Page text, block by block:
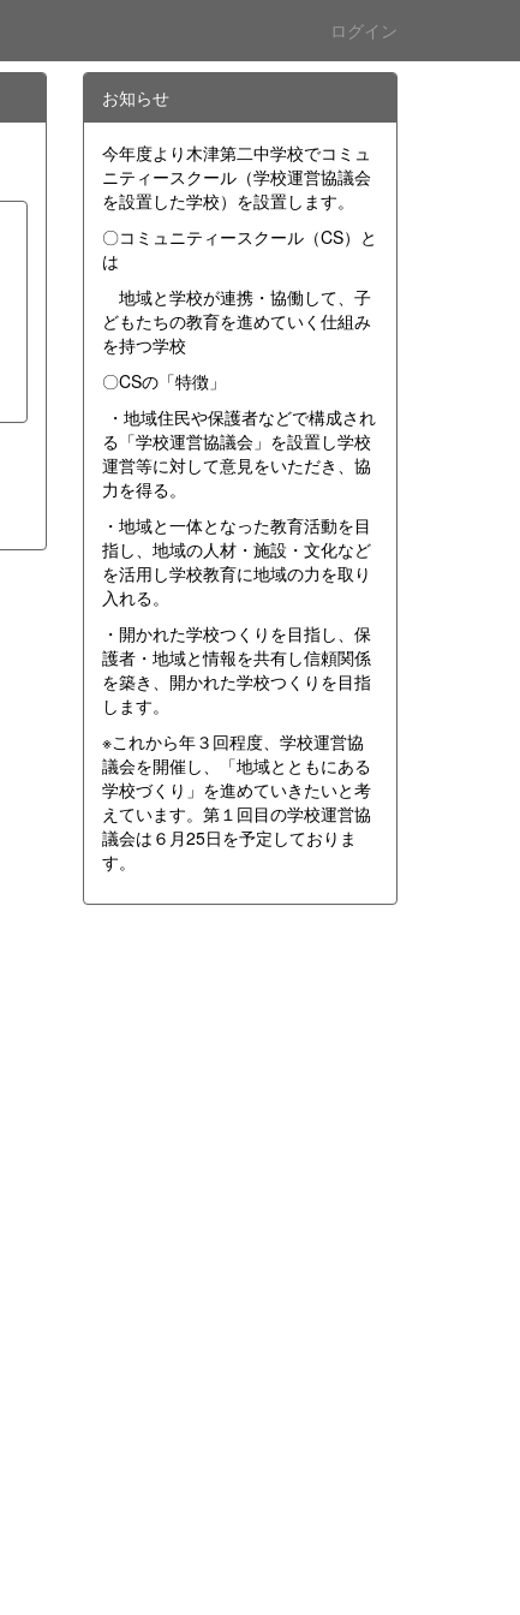
ログイン
お知らせ
今年度より木津第二中学校でコミュ
ニティースクール（学校運営協議会
を設置した学校）を設置します。
〇コミュニティースクール（CS）と
は
地域と学校が連携・協働して、子
どもたちの教育を進めていく仕組み
を持つ学校
〇CSの「特徴」
・地域住民や保護者などで構成され
る「学校運営協議会」を設置し学校
運営等に対して意見をいただき、協
力を得る。
・地域と一体となった教育活動を目
指し、地域の人材・施設・文化など
を活用し学校教育に地域の力を取り
入れる。
・開かれた学校つくりを目指し、保
護者・地域と情報を共有し信頼関係
を築き、開かれた学校つくりを目指
します。
※これから年３回程度、学校運営協
議会を開催し、「地域とともにある
学校づくり」を進めていきたいと考
えています。第１回目の学校運営協
議会は６月25日を予定しておりま
す。